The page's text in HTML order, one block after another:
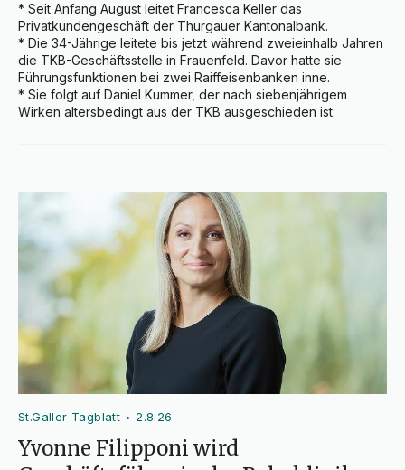
* Seit Anfang August leitet Francesca Keller das
Privatkundengeschäft der Thurgauer Kantonalbank.
* Die 34-Jährige leitete bis jetzt während zweieinhalb Jahren
die TKB-Geschäftsstelle in Frauenfeld. Davor hatte sie
Führungsfunktionen bei zwei Raiffeisenbanken inne.
* Sie folgt auf Daniel Kummer, der nach siebenjährigem
Wirken altersbedingt aus der TKB ausgeschieden ist.
St.Galler Tagblatt • 2.8.26
Yvonne Filipponi wird